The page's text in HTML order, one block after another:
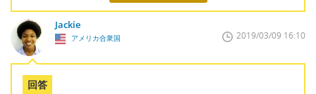
Jackie
アメリカ合衆国 2019/03/09 16:10
回答